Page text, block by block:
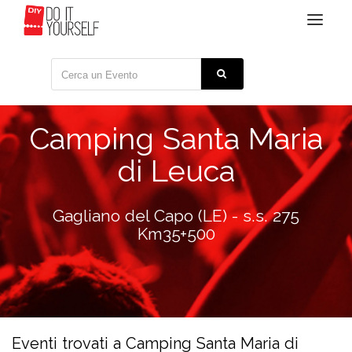
Toggle
Camping Santa Maria
di Leuca
Gagliano del Capo (LE) - s.s. 275
Km35+500
Eventi trovati a Camping Santa Maria di